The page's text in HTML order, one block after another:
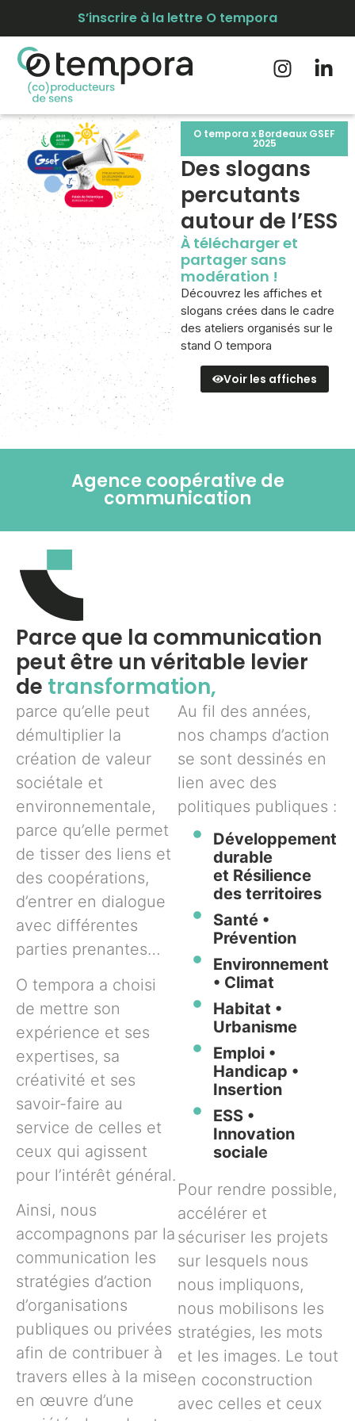
S’inscrire à la lettre O tempora
O tempora x Bordeaux GSEF
2025
Des slogans
percutants
autour de l’ESS
À télécharger et
partager sans
modération !
Découvrez les affiches et
slogans crées dans le cadre
des ateliers organisés sur le
stand O tempora
Voir les affiches
Agence coopérative de
communication
Parce que la communication
peut être un véritable levier
de transformation,
parce qu’elle peut
démultiplier la
création de valeur
sociétale et
environnementale,
parce qu’elle permet
de tisser des liens et
des coopérations,
d’entrer en dialogue
avec différentes
parties prenantes…
O tempora a choisi
de mettre son
expérience et ses
expertises, sa
créativité et ses
savoir-faire au
service de celles et
ceux qui agissent
pour l’intérêt général.
Ainsi, nous
accompagnons par la
communication les
stratégies d’action
d’organisations
publiques ou privées
afin de contribuer à
travers elles à la mise
en œuvre d’une
Au fil des années,
nos champs d’action
se sont dessinés en
lien avec des
politiques publiques :
Développement
durable
et Résilience
des territoires
Santé •
Prévention
Environnement
• Climat
Habitat •
Urbanisme
Emploi •
Handicap •
Insertion
ESS •
Innovation
sociale
Pour rendre possible,
accélérer et
sécuriser les projets
sur lesquels nous
nous impliquons,
nous mobilisons les
stratégies, les mots
et les images. Le tout
en coconstruction
avec celles et ceux